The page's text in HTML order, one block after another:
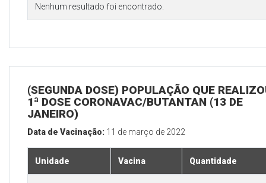
Nenhum resultado foi encontrado.
(SEGUNDA DOSE) POPULAÇÃO QUE
1ª DOSE CORONAVAC/BUTANTAN (13 DE
JANEIRO)
Data de Vacinação: 11 de março de 2022
Unidade Vacina Quantidade